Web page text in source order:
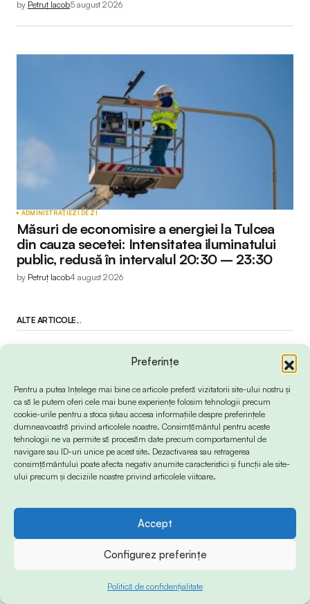
Preferințe
Pentru a putea înțelege mai bine ce articole preferă vizitatorii site-ului nostru și
ca să le putem oferi cele mai bune experiențe folosim tehnologii precum
cookie-urile pentru a stoca și/sau accesa informațiile despre preferințele
dumneavoastră privind articolele noastre. Consimțământul pentru aceste
tehnologii ne va permite să procesăm date precum comportamentul de
navigare sau ID-uri unice pe acest site. Dezactivarea sau retragerea
consimțământului poate afecta negativ anumite caracteristici și funcții ale site-
ului precum și deciziile noastre privind articolele viitoare.
Accept
Configurez preferințe
Politică de confidențialitate
by Petruț Iacob5 august 2026
ADMINISTRAȚIEZI DE ZI
Măsuri de economisire a energiei la Tulcea
din cauza secetei: Intensitatea iluminatului
public, redusă în intervalul 20:30 – 23:30
by Petruț Iacob4 august 2026
ALTE ARTICOLE...
Cea mai mare masă cu aripioare de pui te
așteaptă pe promenada NIBIRU, iar accesul
este gratuit (P)
Rămășițe de dronă fără explozibil, găsite în
apă, în stațiunea Mamaia / Nu se știe
momentan dacă este vorba de o dronă civilă
sau militară, susține prefectul Constanței